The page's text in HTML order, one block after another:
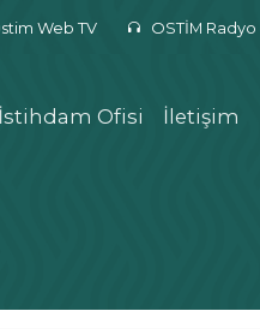
Web TV OSTİM Radyo
İstihdam Ofisi İletişim